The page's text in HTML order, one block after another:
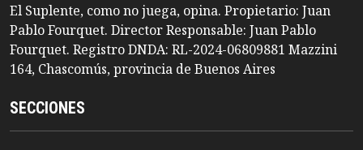
El Suplente, como no juega, opina. Propietario: Juan
Pablo Fourquet. Director Responsable: Juan Pablo
Fourquet. Registro DNDA: RL-2024-06809881 Mazzini
164, Chascomús, provincia de Buenos Aires
SECCIONES